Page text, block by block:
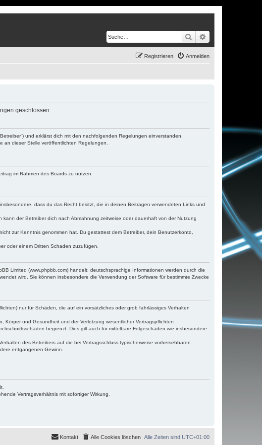
Suche
Anmelden
Registrieren
geschlossen:
und erklärst dich mit den nachfolgenden Regelungen einverstanden.
an dieser Stelle veröffentlichten Regelungen.
im Rahmen des Boards zu nutzen.
dass du das Recht besitzt, die in deinen Beiträgen verwendeten Links und
der Betreiber dich nach Abmahnung zeitweise oder dauerhaft von der Nutzung
zur Kenntnis genommen hat. Du gestattest dem Betreiber, dein Benutzerkonto,
oder einem Dritten Schaden zuzufügen.
Limited (www.phpbb.com) handelt; deutschsprachige Informationen werden durch die
wird. Sie können insbesondere die Verwendung der Software für bestimmte Zwecke
nur für Schäden, die auf ein vorsätzliches oder grob fahrlässiges Verhalten
und Gesundheit und der Verletzung wesentlicher Vertragspflichten
begrenzt. Dies gilt auch für mittelbare Folgeschäden wie insbesondere
des Betreibers auf die bei Vertragsschluss typischerweise vorhersehbaren
entgangenen Gewinn.
Vertragsverhältnis mit sofortiger Wirkung.
Alle Zeiten sind UTC+01:00
Alle Cookies löschen
Kontakt